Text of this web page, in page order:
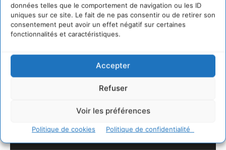
données telles que le comportement de navigation ou les ID
uniques sur ce site. Le fait de ne pas consentir ou de retirer son
consentement peut avoir un effet négatif sur certaines
fonctionnalités et caractéristiques.
Accepter
Refuser
Voir les préférences
Politique de cookies Politique de confidentialité
Je réfléchis, et commence à écrire, sur la différence
entre
– le militantisme (de ma jeunesse : fille de résistant
paix que je voudrais inéluctable »,
– le monde associatif,
– la vie professionnelle…
Connecter pour laisser un commentaire
LAISSER UN COMMENTAIRE